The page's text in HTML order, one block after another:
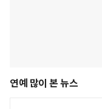
연예 많이 본 뉴스